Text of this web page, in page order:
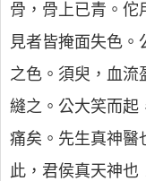
骨，骨上已青。佗
見者皆掩面失色。
之色。須臾，血流
縫之。公大笑而起
痛矣。先生真神醫
此，君侯真天神也